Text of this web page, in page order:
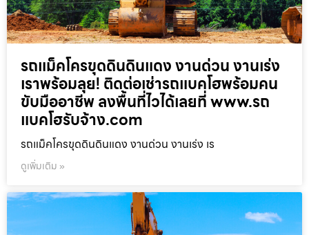
รถแม็คโครขุดดินดินแดง งานด่วน งานเร่ง
เราพร้อมลุย! ติดต่อเช่ารถแบคโฮพร้อมคน
ขับมืออาชีพ ลงพื้นที่ไวได้เลยที่ www.รถ
แบคโฮรับจ้าง.com
รถแม็คโครขุดดินดินแดง งานด่วน งานเร่ง เร
ดูเพิ่มเติม »